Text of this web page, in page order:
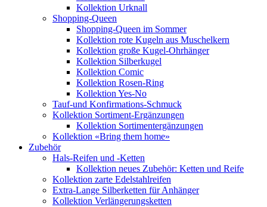
Kollektion Urknall
Shopping-Queen
Shopping-Queen im Sommer
Kollektion rote Kugeln aus Muschelkern
Kollektion große Kugel-Ohrhänger
Kollektion Silberkugel
Kollektion Comic
Kollektion Rosen-Ring
Kollektion Yes-No
Tauf-und Konfirmations-Schmuck
Kollektion Sortiment-Ergänzungen
Kollektion Sortimentergänzungen
Kollektion «Bring them home»
Zubehör
Hals-Reifen und -Ketten
Kollektion neues Zubehör: Ketten und Reife
Kollektion zarte Edelstahlreifen
Extra-Lange Silberketten für Anhänger
Kollektion Verlängerungsketten